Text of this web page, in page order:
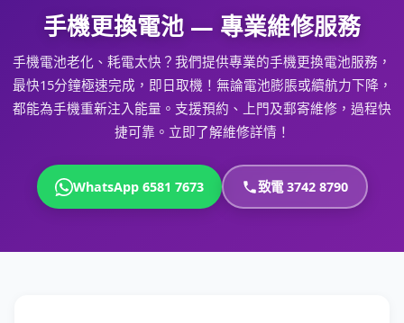
手機更換電池 — 專業維修服務
手機電池老化、耗電太快？我們提供專業的手機更換電池服務，
最快15分鐘極速完成，即日取機！無論電池膨脹或續航力下降，
都能為手機重新注入能量。支援預約、上門及郵寄維修，過程快
捷可靠。立即了解維修詳情！
WhatsApp 6581 7673 致電 3742 8790